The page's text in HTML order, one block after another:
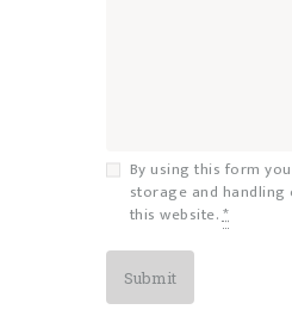
By using this form
storage and
this website.*